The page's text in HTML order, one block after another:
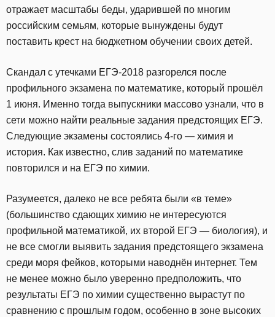
отражает масштабы беды, ударившей по многим
российским семьям, которые вынуждены будут
поставить крест на бюджетном обучении своих детей.
Скандал с утечками ЕГЭ-2018 разгорелся после
профильного экзамена по математике, который прошёл
1 июня. Именно тогда выпускники массово узнали, что в
сети можно найти реальные задания предстоящих ЕГЭ.
Следующие экзамены состоялись 4-го — химия и
история. Как известно, слив заданий по математике
повторился и на ЕГЭ по химии.
Разумеется, далеко не все ребята были «в теме»
(большинство сдающих химию не интересуются
профильной математикой, их второй ЕГЭ — биология), и
не все смогли выявить задания предстоящего экзамена
среди моря фейков, которыми наводнён интернет. Тем
не менее можно было уверенно предположить, что
результаты ЕГЭ по химии существенно вырастут по
сравнению с прошлым годом, особенно в зоне высоких